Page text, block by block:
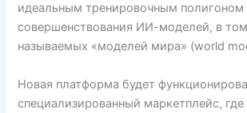
идеальным тренировочным полигоном
совершенствования ИИ-моделей, в
называемых «моделей мира» (world
Новая платформа будет
специализированный маркетплейс,